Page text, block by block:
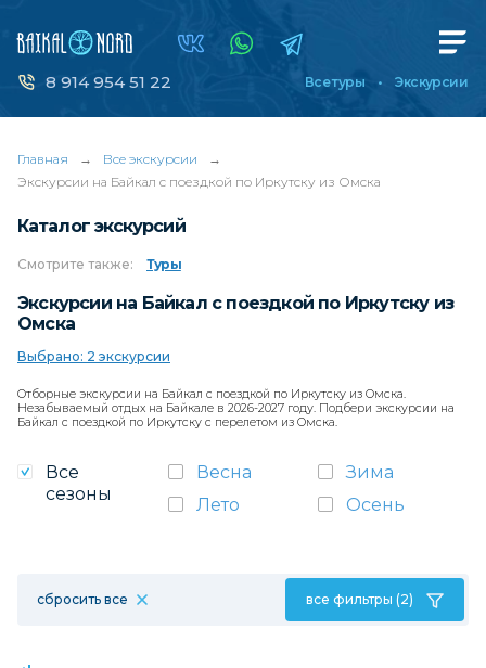
8 914 954 51 22 Все туры Экскурсии
Главная → Все экскурсии
→
Экскурсии на Байкал с поездкой по Иркутску из Омска
Каталог экскурсий
Смотрите также: Туры
Экскурсии на Байкал с поездкой по Иркутску из
Омска
Выбрано: 2 экскурсии
Отборные экскурсии на Байкал с поездкой по Иркутску из Омска.
Незабываемый отдых на Байкале в 2026-2027 году. Подбери экскурсии на
Байкал с поездкой по Иркутску с перелетом из Омска.
Все
сезоны
Весна
Зима
Лето
Осень
сбросить все все фильтры (2)